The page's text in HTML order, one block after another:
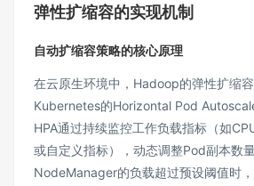
弹性扩缩容的实现机制
自动扩缩容策略的核心原理
在云原生环境中，Hadoop的弹性扩缩
Kubernetes的Horizontal Pod
HPA通过持续监控工作负载指标（如
或自定义指标），动态调整Pod副本数
NodeManager的负载超过预设阈值时